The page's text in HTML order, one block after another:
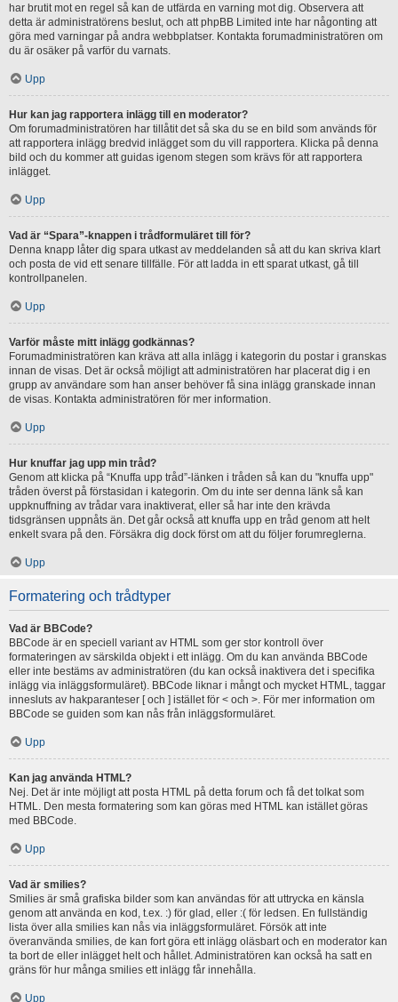
har brutit mot en regel så kan de utfärda en varning mot dig. Observera att
detta är administratörens beslut, och att phpBB Limited inte har någonting att
göra med varningar på andra webbplatser. Kontakta forumadministratören om
du är osäker på varför du varnats.
Upp
Hur kan jag rapportera inlägg till en moderator?
Om forumadministratören har tillåtit det så ska du se en bild som används för
att rapportera inlägg bredvid inlägget som du vill rapportera. Klicka på denna
bild och du kommer att guidas igenom stegen som krävs för att rapportera
inlägget.
Upp
Vad är “Spara”-knappen i trådformuläret till för?
Denna knapp låter dig spara utkast av meddelanden så att du kan skriva klart
och posta de vid ett senare tillfälle. För att ladda in ett sparat utkast, gå till
kontrollpanelen.
Upp
Varför måste mitt inlägg godkännas?
Forumadministratören kan kräva att alla inlägg i kategorin du postar i granskas
innan de visas. Det är också möjligt att administratören har placerat dig i en
grupp av användare som han anser behöver få sina inlägg granskade innan
de visas. Kontakta administratören för mer information.
Upp
Hur knuffar jag upp min tråd?
Genom att klicka på “Knuffa upp tråd”-länken i tråden så kan du "knuffa upp"
tråden överst på förstasidan i kategorin. Om du inte ser denna länk så kan
uppknuffning av trådar vara inaktiverat, eller så har inte den krävda
tidsgränsen uppnåts än. Det går också att knuffa upp en tråd genom att helt
enkelt svara på den. Försäkra dig dock först om att du följer forumreglerna.
Upp
Formatering och trådtyper
Vad är BBCode?
BBCode är en speciell variant av HTML som ger stor kontroll över
formateringen av särskilda objekt i ett inlägg. Om du kan använda BBCode
eller inte bestäms av administratören (du kan också inaktivera det i specifika
inlägg via inläggsformuläret). BBCode liknar i mångt och mycket HTML, taggar
innesluts av hakparanteser [ och ] istället för < och >. För mer information om
BBCode se guiden som kan nås från inläggsformuläret.
Upp
Kan jag använda HTML?
Nej. Det är inte möjligt att posta HTML på detta forum och få det tolkat som
HTML. Den mesta formatering som kan göras med HTML kan istället göras
med BBCode.
Upp
Vad är smilies?
Smilies är små grafiska bilder som kan användas för att uttrycka en känsla
genom att använda en kod, t.ex. :) för glad, eller :( för ledsen. En fullständig
lista över alla smilies kan nås via inläggsformuläret. Försök att inte
överanvända smilies, de kan fort göra ett inlägg oläsbart och en moderator kan
ta bort de eller inlägget helt och hållet. Administratören kan också ha satt en
gräns för hur många smilies ett inlägg får innehålla.
Upp